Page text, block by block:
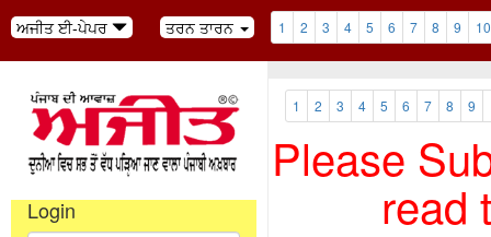
ਅਜੀਤ ਈ-ਪੇਪਰ ਤਰਨ ਤਾਰਨ 1 2 3 4 5 6 7 8 9 10
Login
1 2 3 4 5 6 7 8 9
Please
read